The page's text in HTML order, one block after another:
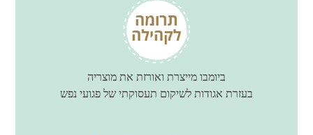
ביומבו מייצרת ואורזת את מוצריה
בעזרת אגודות לשיקום תעסוקתי של פגועי נפש